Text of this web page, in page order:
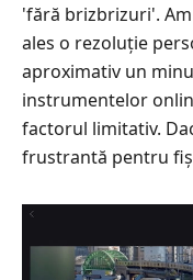
'fără brizbrizuri'.
ales o rezoluție
aproximativ un
instrumentelor
factorul limitativ.
frustrantă pentru